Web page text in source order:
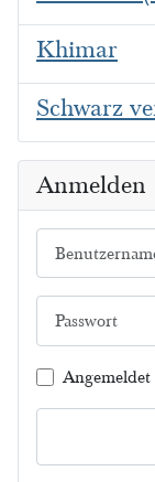
Khimar
Schwarz
Anmelden